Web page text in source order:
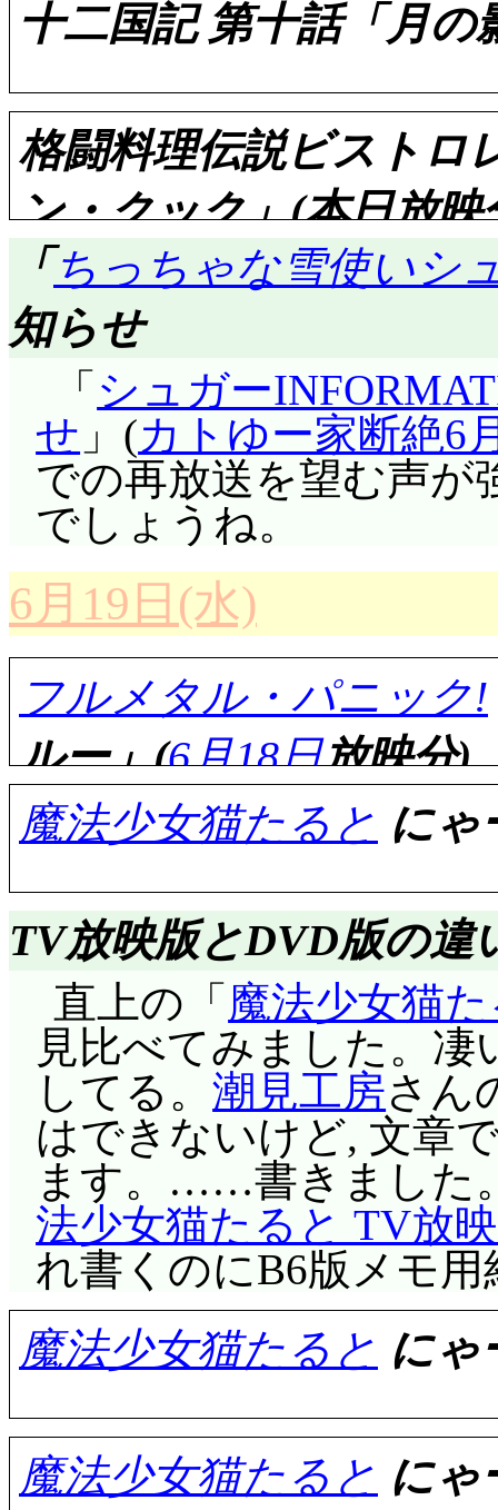
いと崩れ落ちる。菊
ぐに思い付いた菊地
れるのではないかと
に頭を下げている駅
なれる仕事ではない
だったと思いますが,
できるだけで尊敬し
仕事は, 怒られること
事でしょう。ももこ
にできない」のに対
に知ってしまい深入
乗り越えるだけの能
るものが自分の夢だ
気になれないんだ。
二人はももこの母に
で, 菊地は本職のカメ
ンダーの中に映った
竹と伊藤。なぜそん
答する。好きだとい
ラマンになったのも,
と。後日, 菊地は「運
方」と夢を語る。も
はお菓子作りだと気
総務へようこそ(違)
になるのは難しいか
近くで働く」ってい
変わりはないのでは?
夢を語る課題の趣旨
す。ももこはしっか
では, おんぷに並ぶ強
ル通りだけど……菊地
かるなあ。島倉スク
ガネこと平井がナイ
いった。ムルモの外
でもって, 声をかけ
のことが好きになり
か)。楓も即答「他に
松竹って, 絶対に他の
(^^;;; ロッカーの中に
なかったが(^^;;;;;;; い
楽屋オチ級のメタな
純-松竹視点だったか
だけど, 「何かやって
てさて, ヤシチのこと
モ。ミルモのことは
のところにリルムが
から知らせていない
それはそれで面白く
イラついていると(^^;;;
楓に対して妙に冷た
悪かったかな」(違)
あそんな時もあるで
だし(← 既に, クラス中
組は知れ渡っている
松竹にイライラシー
てしまう楓。摂に突
タイミング良くシー
のテのアイテムは, 誰
なしというパターン
ル程度の粘着力なの
き出さず, 魔法でなく
いるのが秀逸。気付
よりきついよこれ。
えーと, ミルモとリ
十二国記 第十話「月の
評価……☆☆☆☆(前回比
延王尚隆と出会った
を「水禺刀」と言う
為さしめ, 禺(さる)を
死んでいるから尚隆
景王のみが抜くこと
が景王であることの
万象を映し, 鞘は人の
とで封印が解け暴走
見せた幻である。即
あの幻を見ることが
ることができるんだ
尚隆に雁国の王宮へ
れ多いと席を外して
れと言うが, 楽俊は渋
別しなかった楽俊な
が遠い存在になった
ったんだ, 自分と楽俊
ないではないか, と叫
は, おいらには三歩だ
緒に行くことを承知
達です!」と断言した
台詞。尚隆は「随獣
それすら恐れ多いと
子にとって楽俊は対
手。塙国に流れて以
んて考えたくもない
王宮へ辿り着いた陽
格闘料理伝説ビストロ
ン・クック」(本日放映
評価……☆☆☆☆(前回
流石に最終回前, 作
程(笑)高い。動画はも
ギャグも比較的いい
ジが徹底的にアホに
さて, 元味亜味亜こ
際でヒロインに名乗
脇役に落ち着いてし
とお茶をすすってい
あ。意外だったのが,
ーニャの手下だった
たか :-)
「 ちっちゃな雪使いシ
知らせ
「 シュガー
せ 」(カトゆー家断絶6
での再放送を望む声が
でしょうね。
6月19日(水)
フルメタル・パニック!
ルー」(6月18日放映分)
評価……☆☆☆☆☆(前回
デ・ダナン格納庫内
ムの対決。斬り合い
優位と見るやガウル
そして動作停止した
自爆装置を起動させ,
動きを封じる。ヴェ
バレストのみならず
充分な量であった。
いたな。もしアーバ
しても自爆しただろ
いヤバい!
デ・ダナンに迫るも
魔法少女猫たると にゃ
評価……☆☆☆☆(前回
いや, 久々にDVD観
くて, 買ったまま棚上
少しでも片付けないと
この回は, 私が初めて
(
ので詳しくは記事を参
で, この回, 折角初め
に, 作画が滅茶苦茶悪
ました。そのため別
た。かなり修正され
ありませんが, 記憶対
TV放映版とDVD版の違
直上の「 魔法少女猫
見比べてみました。
してる。潮見工房さん
はできないけど, 文章
ます。……書きました
法少女猫たると TV放
れ書くのにB6版メモ
魔法少女猫たると にゃ
魔法少女猫たると にゃ